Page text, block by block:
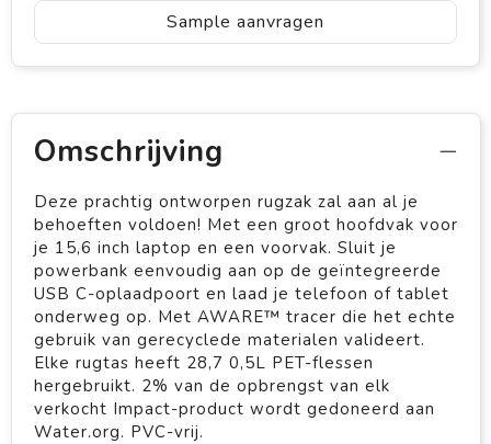
Sample aanvragen
Omschrijving
Deze prachtig ontworpen rugzak zal aan al je
behoeften voldoen! Met een groot hoofdvak voor
je 15,6 inch laptop en een voorvak. Sluit je
powerbank eenvoudig aan op de geïntegreerde
USB C-oplaadpoort en laad je telefoon of tablet
onderweg op. Met AWARE™ tracer die het echte
gebruik van gerecyclede materialen valideert.
Elke rugtas heeft 28,7 0,5L PET-flessen
hergebruikt. 2% van de opbrengst van elk
verkocht Impact-product wordt gedoneerd aan
Water.org. PVC-vrij.